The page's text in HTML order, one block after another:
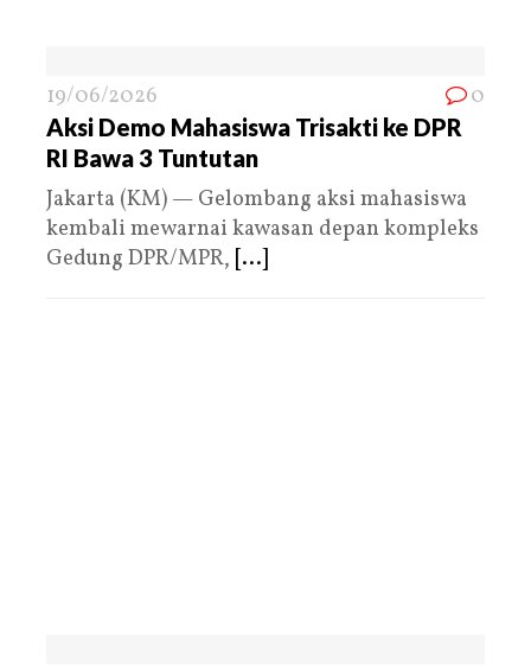
19/06/2026 0
Aksi Demo Mahasiswa Trisakti ke DPR
RI Bawa 3 Tuntutan
Jakarta (KM) — Gelombang aksi mahasiswa
kembali mewarnai kawasan depan kompleks
Gedung DPR/MPR, [...]